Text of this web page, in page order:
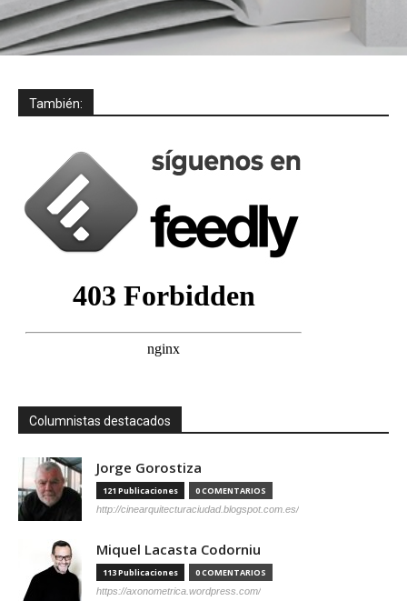
También:
Columnistas destacados
Jorge Gorostiza
121 Publicaciones 0 COMENTARIOS
http://cinearquitecturaciudad.blogspot.com.es/
Miquel Lacasta Codorniu
113 Publicaciones 0 COMENTARIOS
https://axonometrica.wordpress.com/